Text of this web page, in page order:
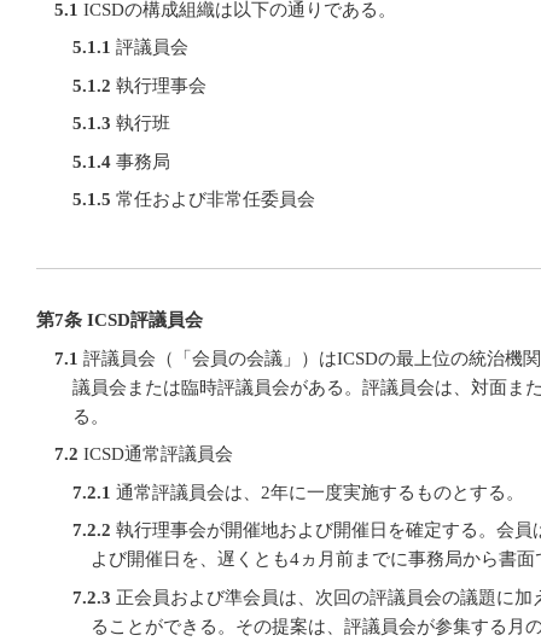
5.1 ICSDの構成組織は以下の通りである。
5.1.1 評議員会
5.1.2 執行理事会
5.1.3 執行班
5.1.4 事務局
5.1.5 常任および非常任委員会
第7条 ICSD評議員会
7.1 評議員会（「会員の会議」）はICSDの最上位の統治機
議員会または臨時評議員会がある。評議員会は、対面ま
る。
7.2 ICSD通常評議員会
7.2.1 通常評議員会は、2年に一度実施するものとする。
7.2.2 執行理事会が開催地および開催日を確定する。会
よび開催日を、遅くとも4ヵ月前までに事務局から書
7.2.3 正会員および準会員は、次回の評議員会の議題に
ることができる。その提案は、評議員会が参集する月